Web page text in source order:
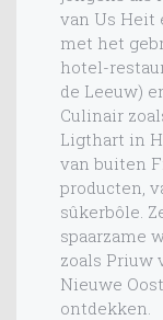
van Us Heit
met het
hotel-
de Leeuw)
Culinair
Ligthart in
van buiten
producten,
sûkerbôle.
spaarzame
zoals Priuw
Nieuwe
ontdekken.